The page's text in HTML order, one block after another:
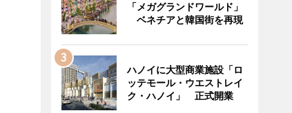
「メガグランドワールド」
ベネチアと韓国街を再現
ハノイに大型商業施設「ロ
ッテモール・ウエストレイ
ク・ハノイ」 正式開業